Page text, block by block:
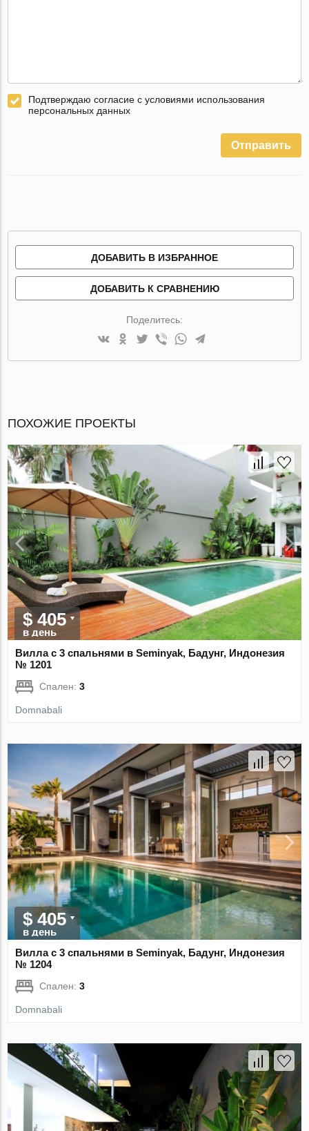
Подтверждаю согласие с условиями использования
персональных данных
Отправить
ДОБАВИТЬ В ИЗБРАННОЕ
ДОБАВИТЬ К СРАВНЕНИЮ
Поделитесь:
ПОХОЖИЕ ПРОЕКТЫ
$ 405
в день
Вилла с 3 спальнями в Seminyak, Бадунг, Индонезия
№ 1201
Спален:3
Domnabali
$ 405
в день
Вилла с 3 спальнями в Seminyak, Бадунг, Индонезия
№ 1204
Спален:3
Domnabali